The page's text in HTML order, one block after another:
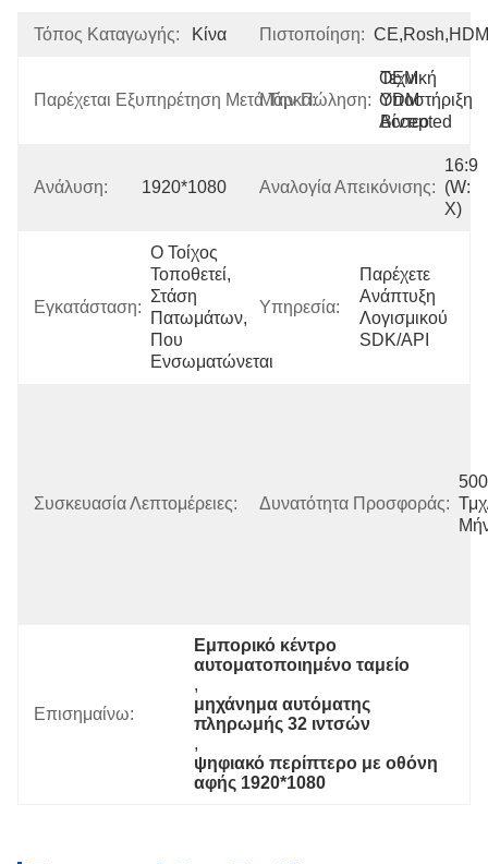
Τόπος Καταγωγής: Κίνα Πιστοποίηση:
Παρέχεται Εξυπηρέτηση Μετά Την Πώληση:
Τεχνική
Υποστήριξη
Βίντεο
Μάρκα:
OEM
ODM
Accepted
Ανάλυση: 1920*1080 Αναλογία Απεικόνισης:
16:9
(W:
Χ)
Εγκατάσταση:
Ο Τοίχος
Τοποθετεί,
Στάση
Πατωμάτων,
Που
Ενσωματώνεται
Υπηρεσία:
Παρέχετε
Ανάπτυξη
Λογισμικού
SDK/API
Συσκευασία Λεπτομέρειες:
Χαρτοκιβώτιο
Και Ξύλινο
Δυνατότητα Προσφοράς:
500
Επισημαίνω:
Εμπορικό κέντρο
αυτοματοποιημένο ταμείο
,
μηχάνημα αυτόματης
πληρωμής 32 ιντσών
,
ψηφιακό περίπτερο με οθόνη
αφής 1920*1080